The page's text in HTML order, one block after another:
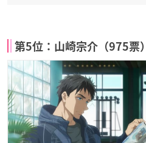
第5位：山崎宗介（975票）